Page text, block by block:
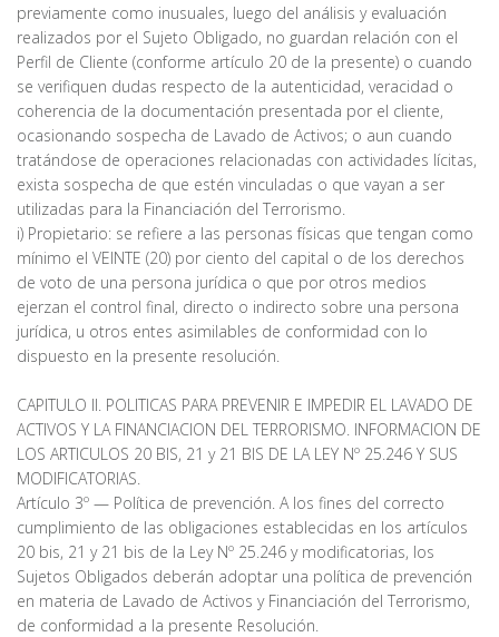
previamente como inusuales, luego del análisis y evaluación
realizados por el Sujeto Obligado, no guardan relación con el
Perfil de Cliente (conforme artículo 20 de la presente) o cuando
se verifiquen dudas respecto de la autenticidad, veracidad o
coherencia de la documentación presentada por el cliente,
ocasionando sospecha de Lavado de Activos; o aun cuando
tratándose de operaciones relacionadas con actividades lícitas,
exista sospecha de que estén vinculadas o que vayan a ser
utilizadas para la Financiación del Terrorismo.
i) Propietario: se refiere a las personas físicas que tengan como
mínimo el VEINTE (20) por ciento del capital o de los derechos
de voto de una persona jurídica o que por otros medios
ejerzan el control final, directo o indirecto sobre una persona
jurídica, u otros entes asimilables de conformidad con lo
dispuesto en la presente resolución.
CAPITULO II. POLITICAS PARA PREVENIR E IMPEDIR EL LAVADO DE
ACTIVOS Y LA FINANCIACION DEL TERRORISMO. INFORMACION DE
LOS ARTICULOS 20 BIS, 21 y 21 BIS DE LA LEY Nº 25.246 Y SUS
MODIFICATORIAS.
Artículo 3º — Política de prevención. A los fines del correcto
cumplimiento de las obligaciones establecidas en los artículos
20 bis, 21 y 21 bis de la Ley Nº 25.246 y modificatorias, los
Sujetos Obligados deberán adoptar una política de prevención
en materia de Lavado de Activos y Financiación del Terrorismo,
de conformidad a la presente Resolución.